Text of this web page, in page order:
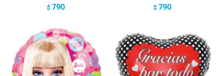
$ 790 $ 790